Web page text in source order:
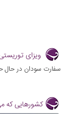
ویزای
سفارت سودان در حال
کشورهایی که